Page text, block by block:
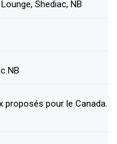
Shediac, NB
NB
proposés pour le Canada.